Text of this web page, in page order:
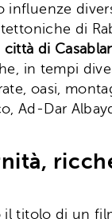
di
città di
in tempi
oasi,
Ad-Dar
il titolo di un